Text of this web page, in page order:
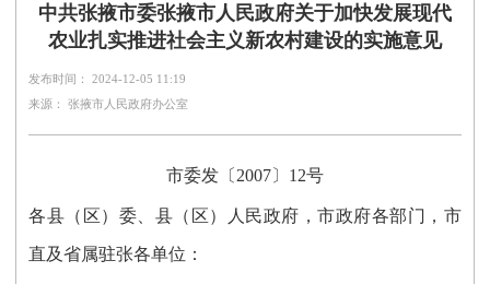
中共张掖市委张掖市人民政府关于加快发展现代
农业扎实推进社会主义新农村建设的实施意见
发布时间： 2024-12-05 11:19
来源： 张掖市人民政府办公室
市委发〔2007〕12号
各县（区）委、县（区）人民政府，市政府各部门，市
直及省属驻张各单位：